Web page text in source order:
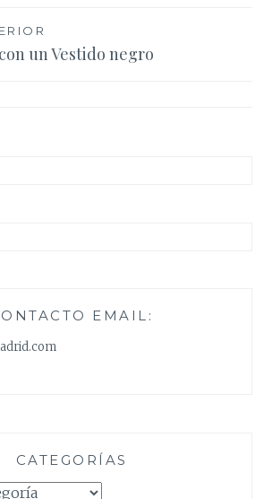
un Vestido negro
EMAIL:
CATEGORÍAS